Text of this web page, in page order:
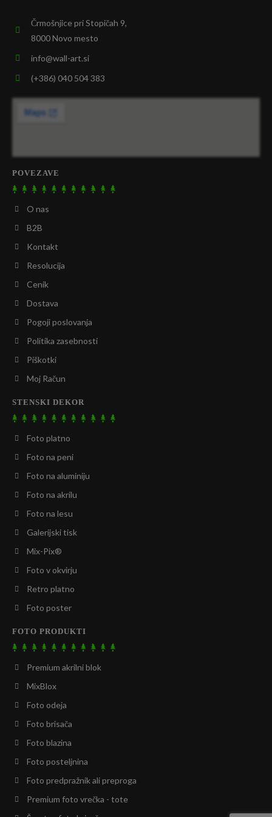
Črmošnjice pri Stopičah 9,
8000 Novo mesto
info@wall-art.si
(+386) 040 504 383
POVEZAVE
O nas
B2B
Kontakt
Resolucija
Cenik
Dostava
Pogoji poslovanja
Politika zasebnosti
Piškotki
Moj Račun
STENSKI DEKOR
Foto platno
Foto na peni
Foto na aluminiju
Foto na akrilu
Foto na lesu
Galerijski tisk
Mix-Pix®
Foto v okvirju
Retro platno
Foto poster
FOTO PRODUKTI
Premium akrilni blok
MixBlox
Foto odeja
Foto brisača
Foto blazina
Foto posteljnina
Foto predpražnik ali preproga
Premium foto vrečka - tote